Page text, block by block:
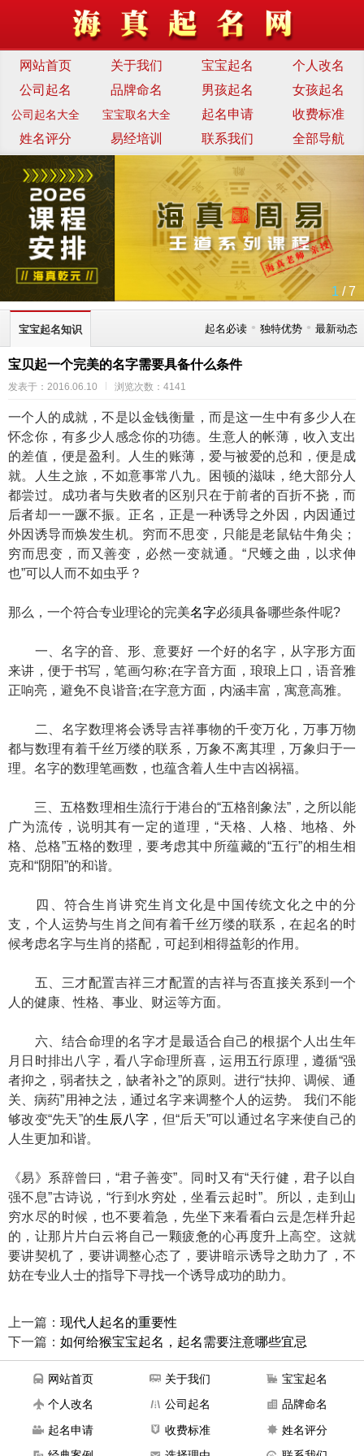
网站首页 关于我们 宝宝起名
个人改名
公司起名
品牌命名 男孩起名 女孩起名
公司起名大全 宝宝取名大全 起名申请
收费标准
姓名评分
易经培训 联系我们 全部导航
1 / 7
宝宝起名知识 起名必读 • 独特优势 • 最新动态
宝贝起一个完美的名字需要具备什么条件
发表于：2016.06.10 浏览次数：4141
一个人的成就，不是以金钱衡量，而是这一生中有多少人在
怀念你，有多少人感念你的功德。生意人的帐薄，收入支出
的差值，便是盈利。人生的账薄，爱与被爱的总和，便是成
就。人生之旅，不如意事常八九。困顿的滋味，绝大部分人
都尝过。成功者与失败者的区别只在于前者的百折不挠，而
后者却一一蹶不振。正名，正是一种诱导之外因，内因通过
外因诱导而焕发生机。穷而不思变，只能是老鼠钻牛角尖；
穷而思变，而又善变，必然一变就通。“尺蠖之曲，以求伸
也”可以人而不如虫乎？
那么，一个符合专业理论的完美名字必须具备哪些条件呢?
一、名字的音、形、意要好 一个好的名字，从字形方面
来讲，便于书写，笔画匀称;在字音方面，琅琅上口，语音雅
正响亮，避免不良谐音;在字意方面，内涵丰富，寓意高雅。
二、名字数理将会诱导吉祥事物的千变万化，万事万物
都与数理有着千丝万缕的联系，万象不离其理，万象归于一
理。名字的数理笔画数，也蕴含着人生中吉凶祸福。
三、五格数理相生流行于港台的“五格剖象法”，之所以能
广为流传，说明其有一定的道理，“天格、人格、地格、外
格、总格”五格的数理，要考虑其中所蕴藏的“五行”的相生相
克和“阴阳”的和谐。
四、符合生肖讲究生肖文化是中国传统文化之中的分
支，个人运势与生肖之间有着千丝万缕的联系，在起名的时
候考虑名字与生肖的搭配，可起到相得益彰的作用。
五、三才配置吉祥三才配置的吉祥与否直接关系到一个
人的健康、性格、事业、财运等方面。
六、结合命理的名字才是最适合自己的根据个人出生年
月日时排出八字，看八字命理所喜，运用五行原理，遵循“强
者抑之，弱者扶之，缺者补之”的原则。进行“扶抑、调候、通
关、病药”用神之法，通过名字来调整个人的运势。 我们不能
够改变“先天”的生辰八字 ，但“后天”可以通过名字来使自己的
人生更加和谐。
《易》系辞曾曰，“君子善变”。同时又有“天行健，君子以自
强不息”古诗说，“行到水穷处，坐看云起时”。所以，走到山
穷水尽的时候，也不要着急，先坐下来看看白云是怎样升起
的，让那片片白云将自己一颗疲惫的心再度升上高空。这就
要讲契机了，要讲调整心态了，要讲暗示诱导之助力了，不
妨在专业人士的指导下寻找一个诱导成功的助力。
上一篇： 现代人起名的重要性
下一篇： 如何给猴宝宝起名，起名需要注意哪些宜忌
网站首页 关于我们
宝宝起名
个人改名
公司起名
品牌命名
起名申请
收费标准
姓名评分